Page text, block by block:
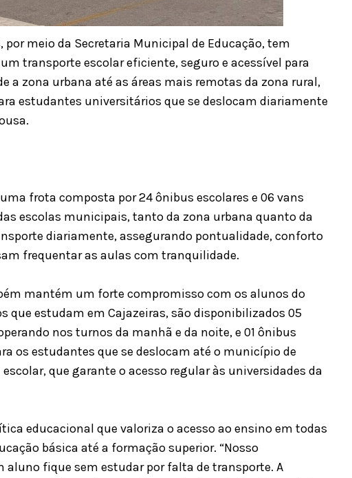
por meio da Secretaria Municipal de Educação, tem
transporte escolar eficiente, seguro e acessível para
a zona urbana até as áreas mais remotas da zona rural,
estudantes universitários que se deslocam diariamente
frota composta por 24 ônibus escolares e 06 vans
escolas municipais, tanto da zona urbana quanto da
diariamente, assegurando pontualidade, conforto
frequentar as aulas com tranquilidade.
mantém um forte compromisso com os alunos do
que estudam em Cajazeiras, são disponibilizados 05
nos turnos da manhã e da noite, e 01 ônibus
os estudantes que se deslocam até o município de
que garante o acesso regular às universidades da
educacional que valoriza o acesso ao ensino em todas
básica até a formação superior. “Nosso
fique sem estudar por falta de transporte. A